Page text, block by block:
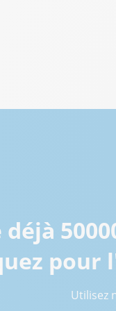
déjà
pour
Utilisez